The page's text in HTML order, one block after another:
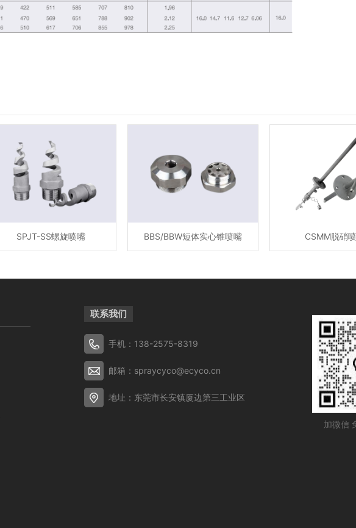
SPJT-SS螺旋喷嘴 BBS/BBW短体实心锥喷嘴 CSMM脱硝
加微信
联系我们
手机：138-2575-8319
邮箱：spraycyco@ecyco.cn
地址：东莞市长安镇厦边第三工业区